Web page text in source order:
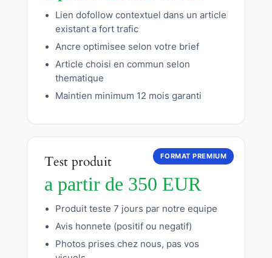
Lien dofollow contextuel dans un article
existant a fort trafic
Ancre optimisee selon votre brief
Article choisi en commun selon
thematique
Maintien minimum 12 mois garanti
FORMAT PREMIUM
Test produit
a partir de 350 EUR
Produit teste 7 jours par notre equipe
Avis honnete (positif ou negatif)
Photos prises chez nous, pas vos